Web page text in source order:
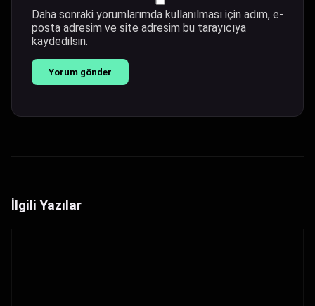
Daha sonraki yorumlarımda kullanılması için adım, e-
posta adresim ve site adresim bu tarayıcıya
kaydedilsin.
İlgili Yazılar